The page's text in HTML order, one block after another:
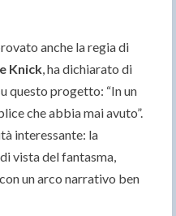
anche la regia di
Knick , ha dichiarato di
questo progetto: “In un
che abbia mai avuto”.
interessante: la
vista del fantasma,
un arco narrativo ben